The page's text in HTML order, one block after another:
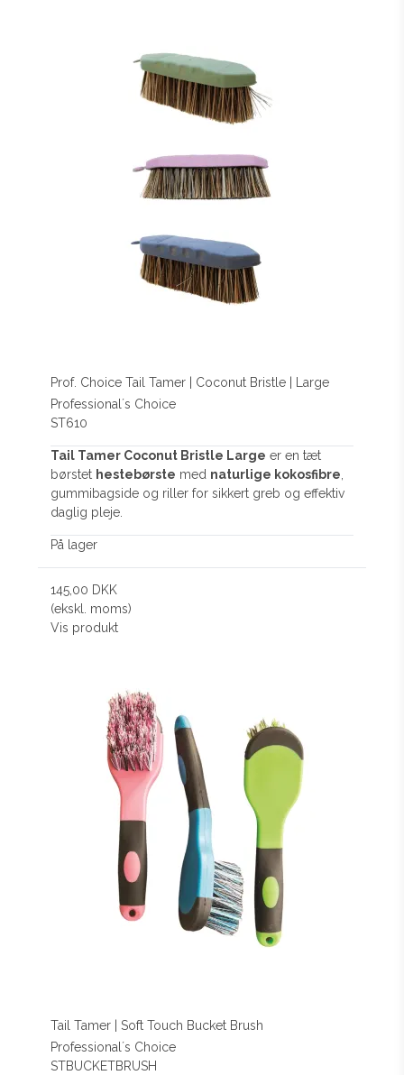
Prof. Choice Tail Tamer | Coconut Bristle | Large
Professional´s Choice
ST610
Tail Tamer Coconut Bristle Large er en tæt
børstet hestebørste med naturlige kokosfibre,
gummibagside og riller for sikkert greb og effektiv
daglig pleje.
På lager
145,00 DKK
(ekskl. moms)
Vis produkt
Tail Tamer | Soft Touch Bucket Brush
Professional´s Choice
STBUCKETBRUSH